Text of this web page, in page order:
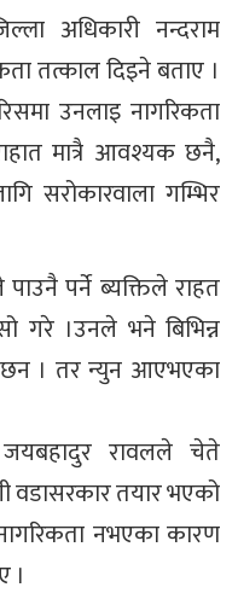
अधिकारी नन्दराम
तत्काल दिइने बताए ।
उनलाइ नागरिकता
मात्रै आवश्यक छनै,
सरोकारवाला गम्भिर
पर्ने ब्यक्तिले राहत
गरे ।उनले भने बिभिन्न
। तर न्युन आएभएका
रावलले चेते
वडासरकार तयार भएको
नभएका कारण
।